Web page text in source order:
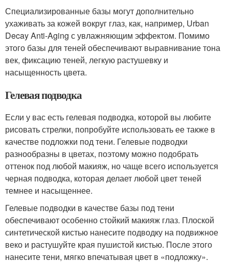
Специализированные базы могут дополнительно
ухаживать за кожей вокруг глаз, как, например, Urban
Decay Anti-Aging с увлажняющим эффектом. Помимо
этого базы для теней обеспечивают выравнивание тона
век, фиксацию теней, легкую растушевку и
насыщенность цвета.
Гелевая подводка
Если у вас есть гелевая подводка, которой вы любите
рисовать стрелки, попробуйте использовать ее также в
качестве подложки под тени. Гелевые подводки
разнообразны в цветах, поэтому можно подобрать
оттенок под любой макияж, но чаще всего используется
черная подводка, которая делает любой цвет теней
темнее и насыщеннее.
Гелевые подводки в качестве базы под тени
обеспечивают особенно стойкий макияж глаз. Плоской
синтетической кистью нанесите подводку на подвижное
веко и растушуйте края пушистой кистью. После этого
нанесите тени, мягко впечатывая цвет в «подложку».